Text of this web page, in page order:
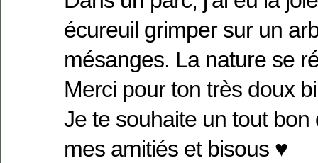
écureuil grimper sur un
mésanges. La nature se
Merci pour ton très doux
Je te souhaite un tout
mes amitiés et bisous ♥